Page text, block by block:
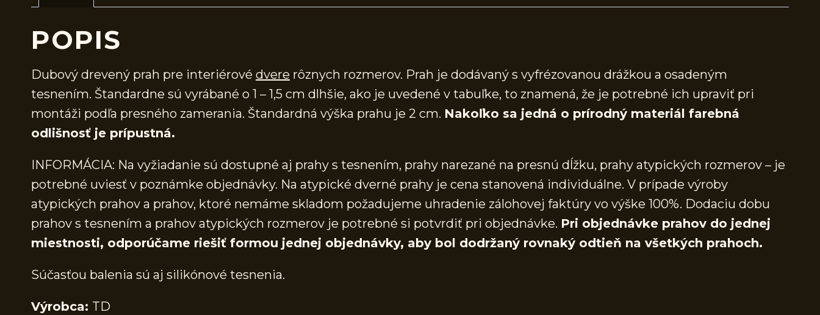
POPIS
Dubový drevený prah pre interiérové dvere rôznych rozmerov. Prah je dodávaný s vyfrézovanou drážkou a osadeným
tesnením. Štandardne sú vyrábané o 1 – 1,5 cm dlhšie, ako je uvedené v tabuľke, to znamená, že je potrebné ich upraviť pri
montáži podľa presného zamerania. Štandardná výška prahu je 2 cm. Nakoľko sa jedná o prírodný materiál farebná
odlišnosť je prípustná.
INFORMÁCIA: Na vyžiadanie sú dostupné aj prahy s tesnením, prahy narezané na presnú dĺžku, prahy atypických rozmerov – je
potrebné uviesť v poznámke objednávky. Na atypické dverné prahy je cena stanovená individuálne. V prípade výroby
atypických prahov a prahov, ktoré nemáme skladom požadujeme uhradenie zálohovej faktúry vo výške 100%. Dodaciu dobu
prahov s tesnením a prahov atypických rozmerov je potrebné si potvrdiť pri objednávke. Pri objednávke prahov do jednej
miestnosti, odporúčame riešiť formou jednej objednávky, aby bol dodržaný rovnaký odtieň na všetkých prahoch.
Súčasťou balenia sú aj silikónové tesnenia.
Výrobca: TD